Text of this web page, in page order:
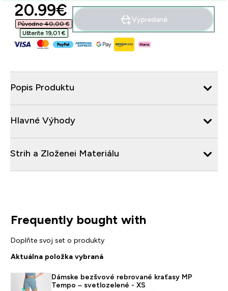
discounted price
20.99€‎
Původne 40,00 €‎
Ušteríte 19,01 €‎
Vypredané
Popis Produktu
Hlavné Výhody
Strih a Zloženei Materiálu
Frequently bought with
Doplňte svoj set o produkty
Aktuálna položka vybraná
Dámske bezšvové rebrované kraťasy MP
Tempo – svetlozelené - XS